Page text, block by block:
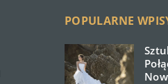
POPULARNE